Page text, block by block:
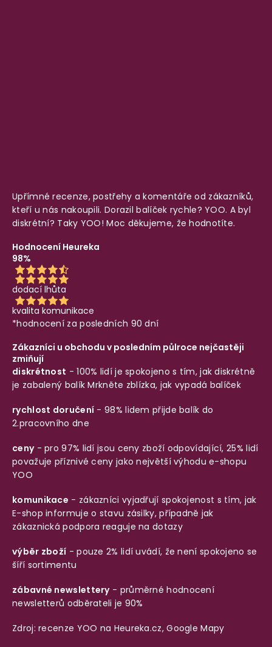
Upřímné recenze, postřehy a komentáře od zákazníků,
kteří u nás nakoupili. Dorazil balíček rychle? YOO. A byl
diskrétní? Taky YOO! Moc děkujeme, že hodnotíte.
Hodnocení Heureka
98%
dodací lhůta
kvalita komunikace
*hodnocení za posledních 90 dní
Zákazníci u obchodu v posledním půlroce nejčastěji
zmiňují
diskrétnost - 100% lidí je spokojeno s tím, jak diskrétně
je zabalený balíkMrkněte zblízka, jak vypadá balíček
rychlost doručení - 98% lidem přijde balík do
2.pracovního dne
ceny- pro 97% lidí jsou ceny zboží odpovídající, 25% lidí
považuje příznivé ceny jako největší výhodu e-shopu
YOO
komunikace - zákazníci vyjadřují spokojenost s tím, jak
E-shop informuje o stavu zásilky, případně jak
zákaznická podpora reaguje na dotazy
výběr zboží - pouze 2% lidí uvádí, že není spokojeno se
šíří sortimentu
zábavné newslettery- průměrné hodnocení
newsletterů odběrateli je 90%
Zdroj: recenze YOO na Heureka.cz,Google Mapy